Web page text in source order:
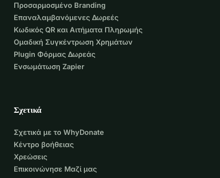
Προσαρμοσμένο Branding
Επαναλαμβανόμενες Δωρεές
Κωδικός QR και Αιτήματα Πληρωμής
Ομαδική Συγκέντρωση Χρημάτων
Plugin Φόρμας Δωρεάς
Ενσωμάτωση Zapier
Σχετικά
Σχετικά με το WhyDonate
Κέντρο βοήθειας
Χρεώσεις
Επικοινώνησε Μαζί μας